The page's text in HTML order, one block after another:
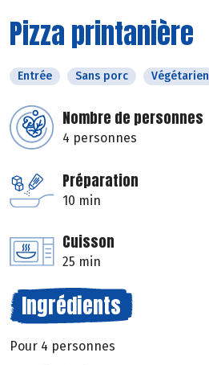
Pizza printanière
Entrée Sans porc Végétarien
Nombre de personnes
4 personnes
Préparation
10 min
Cuisson
25 min
Ingrédients
Pour 4 personnes